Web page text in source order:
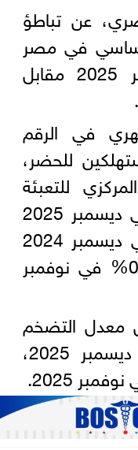
عن تباطؤ
في مصر
إلى 11.8% خلال ديسمبر 2025 مقابل
في الرقم
للحضر،
للتعبئة
العامة والإحصاء، 0.2% في ديسمبر 2025
مطابقا لنظيره المسجل في ديسمبر 2024
وأقل من المعدل البالغ 0.3% في نوفمبر
التضخم
العام للحضر 12.3% في ديسمبر 2025،
2025.